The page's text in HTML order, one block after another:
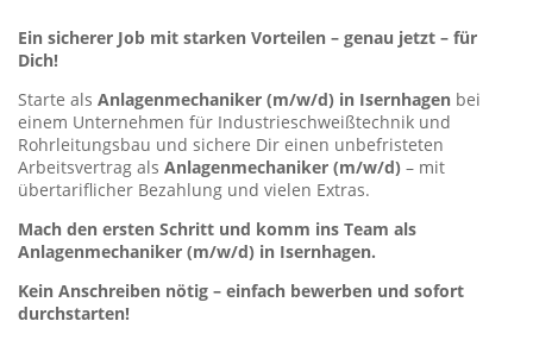
Ein sicherer Job mit starken Vorteilen – genau jetzt – für
Dich!
Starte als Anlagenmechaniker (m/w/d) in Isernhagen bei
einem Unternehmen für Industrieschweißtechnik und
Rohrleitungsbau und sichere Dir einen unbefristeten
Arbeitsvertrag als Anlagenmechaniker (m/w/d) – mit
übertariflicher Bezahlung und vielen Extras.
Mach den ersten Schritt und komm ins Team als
Anlagenmechaniker (m/w/d) in Isernhagen.
Kein Anschreiben nötig – einfach bewerben und sofort
durchstarten!